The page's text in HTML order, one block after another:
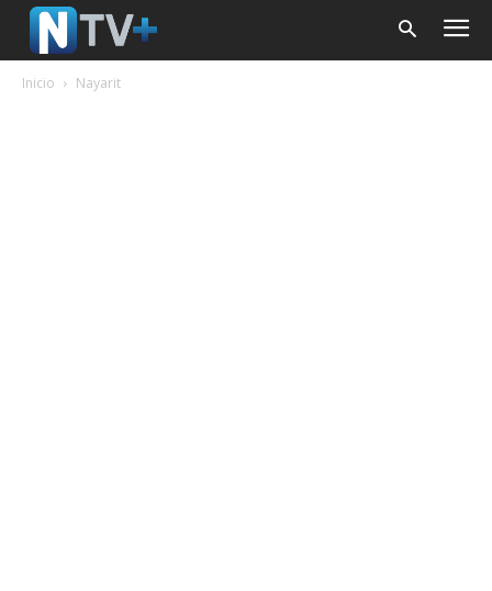
Inicio Nayarit